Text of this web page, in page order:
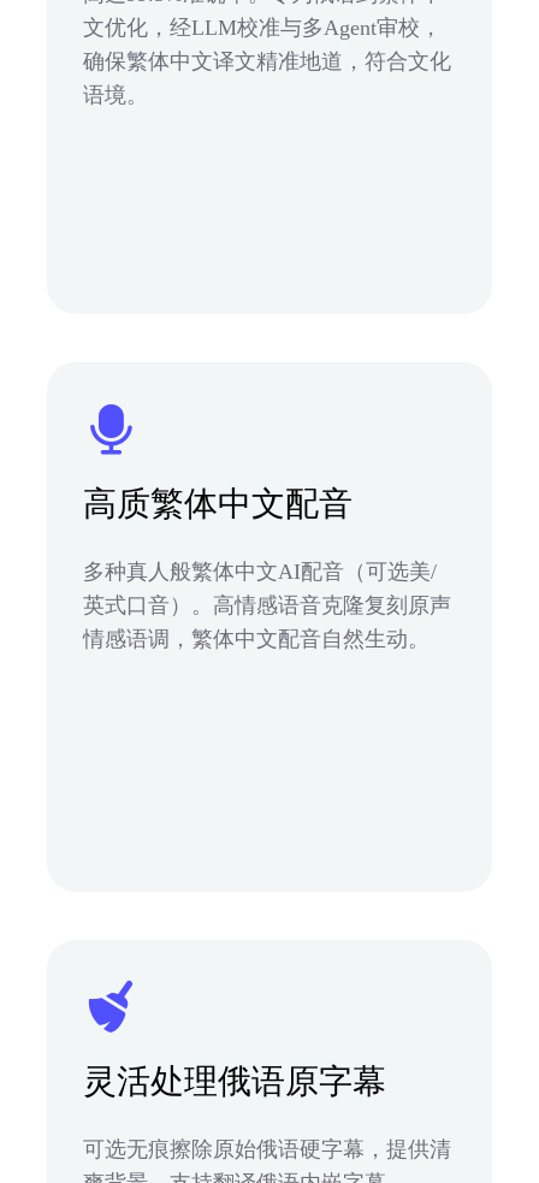
文优化，经LLM校准与多Agent审校，
确保繁体中文译文精准地道，符合文化
语境。
高质繁体中文配音
多种真人般繁体中文AI配音（可选美/
英式口音）。高情感语音克隆复刻原声
情感语调，繁体中文配音自然生动。
灵活处理俄语原字幕
可选无痕擦除原始俄语硬字幕，提供清